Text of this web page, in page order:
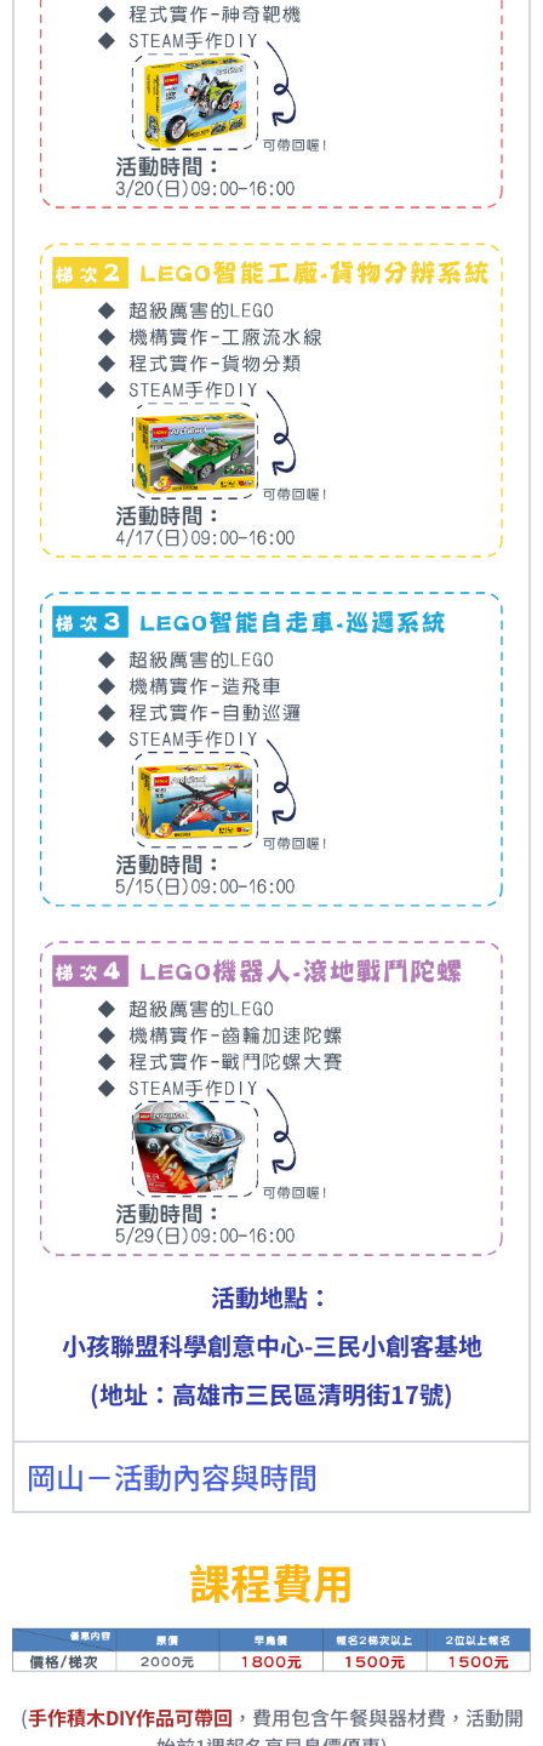
活動地點：
小孩聯盟科學創意中心-三民小創客基地
(地址：高雄市三民區清明街17號)​
岡山－活動內容與時間
​課程費用
(手作積木DIY作品可帶回 ，費用包含午餐與器材費，活動開